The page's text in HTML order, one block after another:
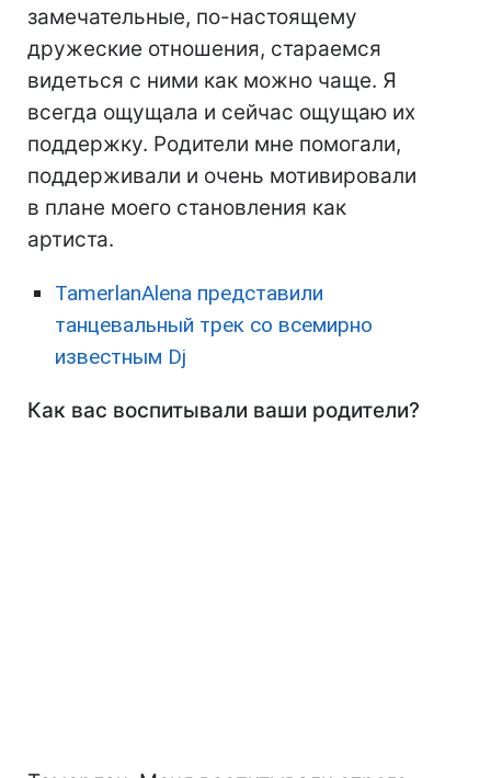
замечательные, по-настоящему
дружеские отношения, стараемся
видеться с ними как можно чаще. Я
всегда ощущала и сейчас ощущаю их
поддержку. Родители мне помогали,
поддерживали и очень мотивировали
в плане моего становления как
артиста.
TamerlanAlena представили
танцевальный трек со всемирно
известным Dj
Как вас воспитывали ваши родители?